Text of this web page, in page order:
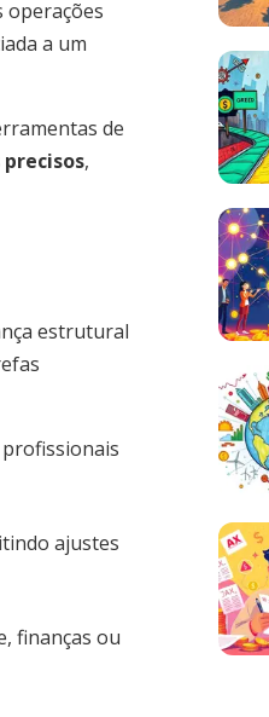
operações
a um
de
,
estrutural
ajustes
finanças ou